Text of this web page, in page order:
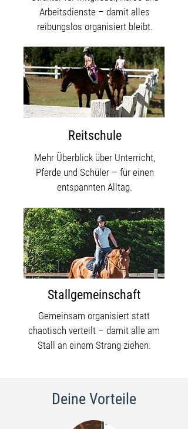
Arbeitsdienste – damit alles
reibungslos organisiert bleibt.
Reitschule
Mehr Überblick über Unterricht,
Pferde und Schüler – für einen
entspannten Alltag.
Stallgemeinschaft
​Gemeinsam organisiert statt
chaotisch verteilt – damit alle am
Stall an einem Strang ziehen.
Deine Vorteile